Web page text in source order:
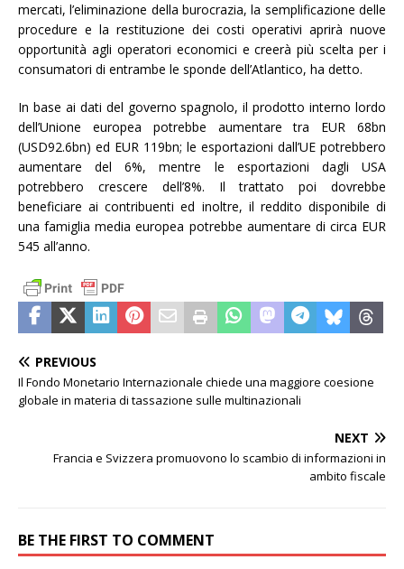
mercati, l’eliminazione della burocrazia, la semplificazione delle
procedure e la restituzione dei costi operativi aprirà nuove
opportunità agli operatori economici e creerà più scelta per i
consumatori di entrambe le sponde dell’Atlantico, ha detto.
In base ai dati del governo spagnolo, il prodotto interno lordo
dell’Unione europea potrebbe aumentare tra EUR 68bn
(USD92.6bn) ed EUR 119bn; le esportazioni dall’UE potrebbero
aumentare del 6%, mentre le esportazioni dagli USA
potrebbero crescere dell’8%. Il trattato poi dovrebbe
beneficiare ai contribuenti ed inoltre, il reddito disponibile di
una famiglia media europea potrebbe aumentare di circa EUR
545 all’anno.
PREVIOUS
Il Fondo Monetario Internazionale chiede una maggiore coesione
globale in materia di tassazione sulle multinazionali
NEXT
Francia e Svizzera promuovono lo scambio di informazioni in
ambito fiscale
BE THE FIRST TO COMMENT